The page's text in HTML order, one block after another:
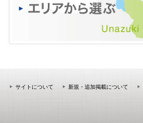
サイトについて 新規・追加掲載について